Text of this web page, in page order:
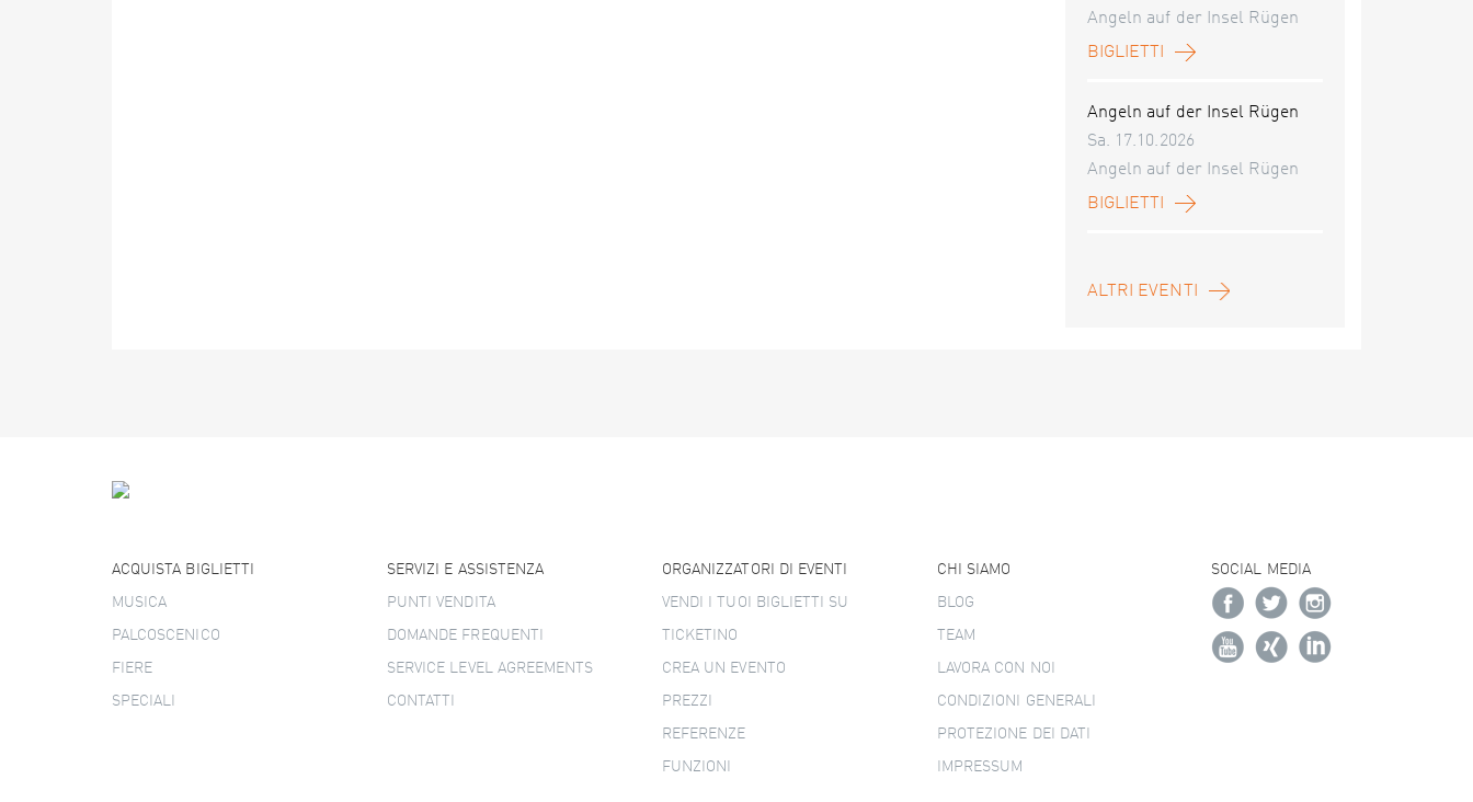
Angeln auf der Insel Rügen
BIGLIETTI
Angeln auf der Insel Rügen
Sa. 17.10.2026
Angeln auf der Insel Rügen
BIGLIETTI
ALTRI EVENTI
ACQUISTA BIGLIETTI
MUSICA
PALCOSCENICO
FIERE
SPECIALI
SERVIZI E ASSISTENZA
PUNTI VENDITA
DOMANDE FREQUENTI
SERVICE LEVEL AGREEMENTS
CONTATTI
ORGANIZZATORI DI EVENTI
VENDI I TUOI BIGLIETTI SU
TICKETINO
CREA UN EVENTO
PREZZI
REFERENZE
FUNZIONI
CHI SIAMO
BLOG
TEAM
LAVORA CON NOI
CONDIZIONI GENERALI
PROTEZIONE DEI DATI
IMPRESSUM
SOCIAL MEDIA